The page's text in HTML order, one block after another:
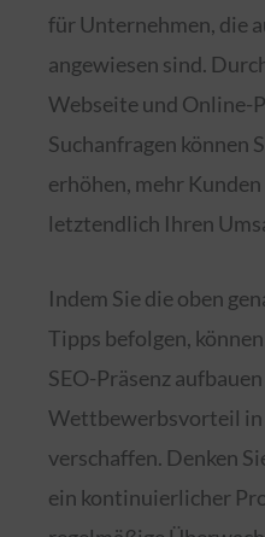
für Unternehmen, die
angewiesen sind.
Webseite und Online-
Suchanfragen können
erhöhen, mehr
letztendlich Ihren
Indem Sie die oben
Tipps befolgen,
SEO-Präsenz
Wettbewerbsvorteil in
verschaffen. Denken
ein kontinuierlicher